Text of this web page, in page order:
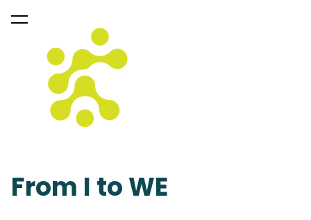
lisati ostukorvi.
From I to WE